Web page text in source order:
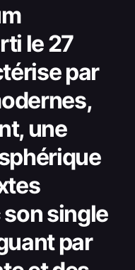
le 27
par
une
single
par